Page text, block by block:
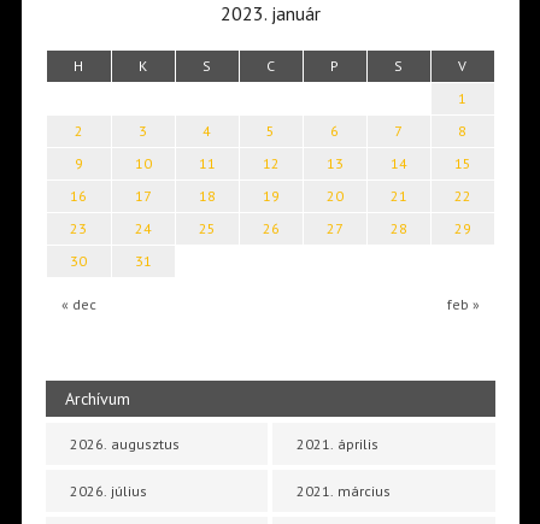
2023. január
H K S C P S V
« dec feb »
1
2
3 4 5 6 7
8
9
10 11 12 13 14
15
16
17 18 19 20 21
22
23
24 25 26 27 28
29
30
31
Archívum
2026. augusztus
2026. július
2021. április
2021. március